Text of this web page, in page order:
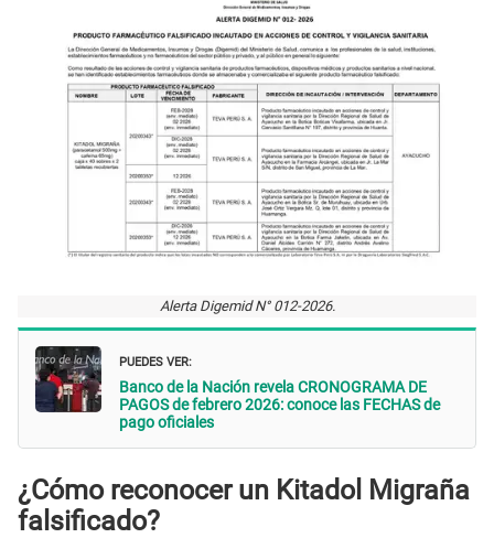
Alerta Digemid N° 012-2026.
PUEDES VER:
Banco de la Nación revela CRONOGRAMA DE
PAGOS de febrero 2026: conoce las FECHAS de
pago oficiales
¿Cómo reconocer un Kitadol Migraña
falsificado?